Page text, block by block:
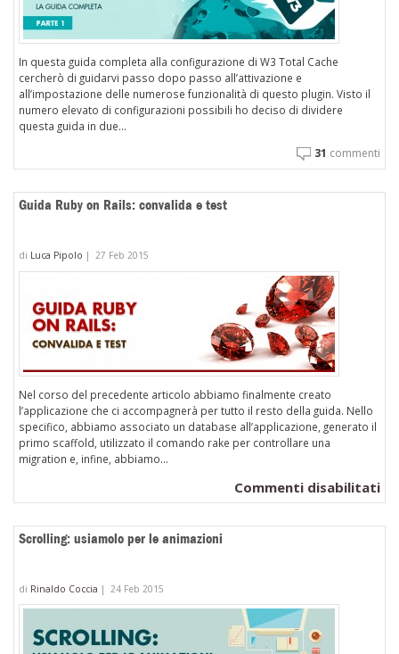
In questa guida completa alla configurazione di W3 Total Cache
cercherò di guidarvi passo dopo passo all’attivazione e
all’impostazione delle numerose funzionalità di questo plugin. Visto il
numero elevato di configurazioni possibili ho deciso di dividere
questa guida in due...
31 commenti
Guida Ruby on Rails: convalida e test
di Luca Pipolo | 27 Feb 2015
Nel corso del precedente articolo abbiamo finalmente creato
l’applicazione che ci accompagnerà per tutto il resto della guida. Nello
specifico, abbiamo associato un database all’applicazione, generato il
primo scaffold, utilizzato il comando rake per controllare una
migration e, infine, abbiamo...
Commenti disabilitatisu
Scrolling: usiamolo per le animazioni
di Rinaldo Coccia | 24 Feb 2015